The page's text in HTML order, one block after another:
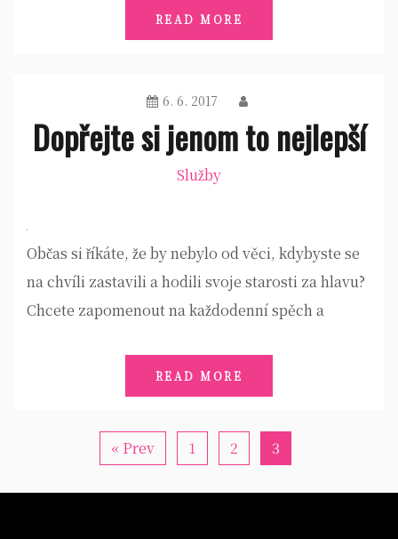
READ MORE
6. 6. 2017
Dopřejte si jenom to nejlepší
Služby
Občas si říkáte, že by nebylo od věci, kdybyste se
na chvíli zastavili a hodili svoje starosti za hlavu?
Chcete zapomenout na každodenní spěch a
READ MORE
« Prev 1 2 3